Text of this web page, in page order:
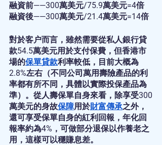
融資前——300萬美元/75.9萬美元=4倍
融資後——300萬美元/21.4萬美元=14倍
對於客户而言，雖然需要從私人銀行貸
款54.5萬美元用於支付保費，但香港市
場的保單貸款利率較低，目前大概為
2.8%左右（不同公司萬用壽險產品的利
率都有所不同，具體以實際投保產品為
準）。從人壽保單自身來看，除享受300
萬美元的身故保障用於財富傳承之外，
還可享受保單自身的紅利回報，年化回
報率約為4%，可做部分退保以作養老之
用，這樣可以穩賺息差。